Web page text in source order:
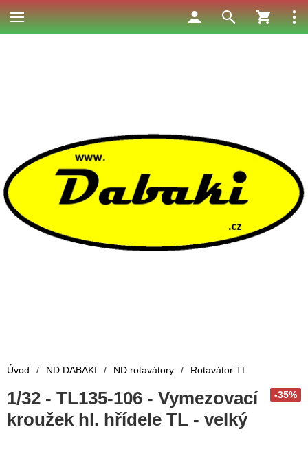
Úvod / ND DABAKI / ND rotavátory / Rotavátor TL
-35%
1/32 - TL135-106 - Vymezovací
kroužek hl. hřídele TL - velký